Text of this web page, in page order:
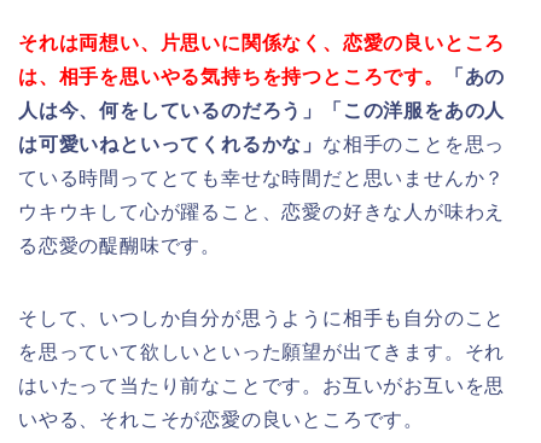
それは両想い、片思いに関係なく、恋愛の良いところ
は、相手を思いやる気持ちを持つところです。
「あの
人は今、何をしているのだろう」
「この洋服をあの人
は可愛いねといってくれるかな」 な相手のことを思っ
ている時間ってとても幸せな時間だと思いませんか？
ウキウキして心が躍ること、恋愛の好きな人が味わえ
る恋愛の醍醐味です。
そして、いつしか自分が思うように相手も自分のこと
を思っていて欲しいといった願望が出てきます。それ
はいたって当たり前なことです。お互いがお互いを思
いやる、それこそが恋愛の良いところです。